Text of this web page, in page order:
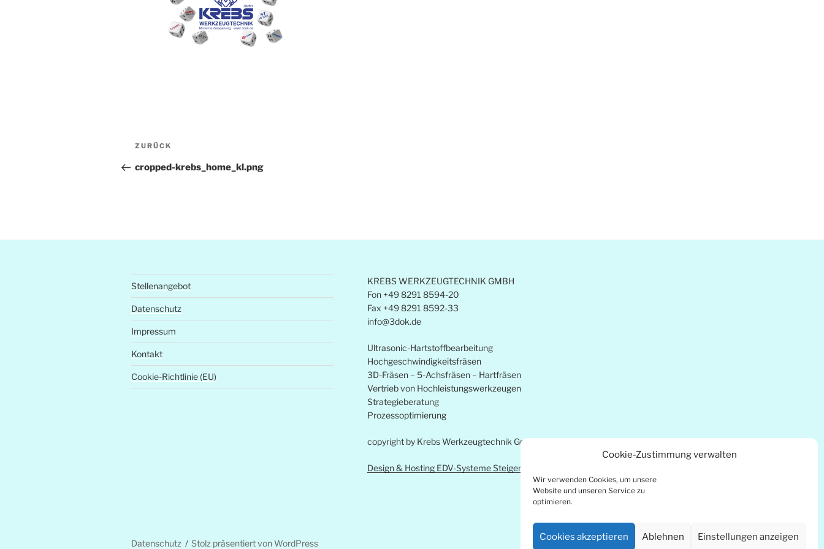
Cookie-Zustimmung verwalten
Wir verwenden Cookies, um unsere
Website und unseren Service zu
optimieren.
Cookies akzeptieren Ablehnen Einstellungen anzeigen
Beitragsnavigation
Vorheriger
ZURÜCK
cropped-krebs_home_kl.png
Stellenangebot
Datenschutz
Impressum
Kontakt
Cookie-Richtlinie (EU)
KREBS WERKZEUGTECHNIK GMBH
Fon +49 8291 8594-20
Fax +49 8291 8592-33
info@3dok.de
Ultrasonic-Hartstoffbearbeitung
Hochgeschwindigkeitsfräsen
3D-Fräsen – 5-Achsfräsen – Hartfräsen
Vertrieb von Hochleistungswerkzeugen
Strategieberatung
Prozessoptimierung
copyright by Krebs Werkzeugtechnik Gmbh
Design & Hosting EDV-Systeme Steiger
Datenschutz Stolz präsentiert von WordPress